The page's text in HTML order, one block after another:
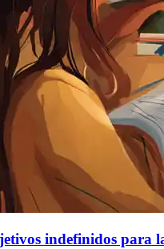
indefinidos para